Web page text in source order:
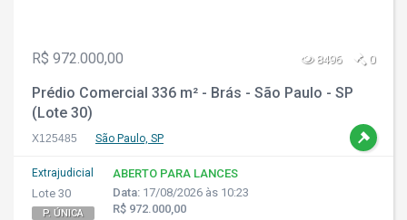
R$ 972.000,00 8496 0
Prédio Comercial 336 m² - Brás - São Paulo - SP
(Lote 30)
X125485 São Paulo, SP
Extrajudicial
Lote 30
P. ÚNICA
ABERTO PARA LANCES
Data: 17/08/2026 às 10:23
R$ 972.000,00